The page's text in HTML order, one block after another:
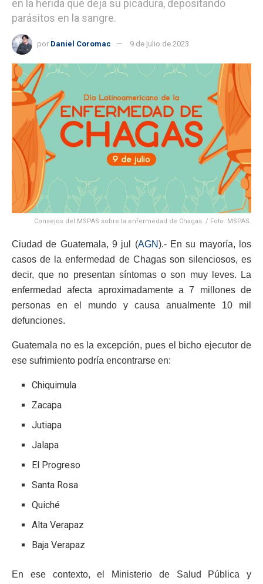
en la herida que deja su picadura, depositando
parásitos en la sangre.
por Daniel Coromac 9 de julio de 2023
Consejos del MSPAS sobre la enfermedad de Chagas. / Foto: MSPAS.
Ciudad de Guatemala, 9 jul (AGN).- En su mayoría, los
casos de la enfermedad de Chagas son silenciosos, es
decir, que no presentan síntomas o son muy leves. La
enfermedad afecta aproximadamente a 7 millones de
personas en el mundo y causa anualmente 10 mil
defunciones.
Guatemala no es la excepción, pues el bicho ejecutor de
ese sufrimiento podría encontrarse en:
Chiquimula
Zacapa
Jutiapa
Jalapa
El Progreso
Santa Rosa
Quiché
Alta Verapaz
Baja Verapaz
En ese contexto, el Ministerio de Salud Pública y